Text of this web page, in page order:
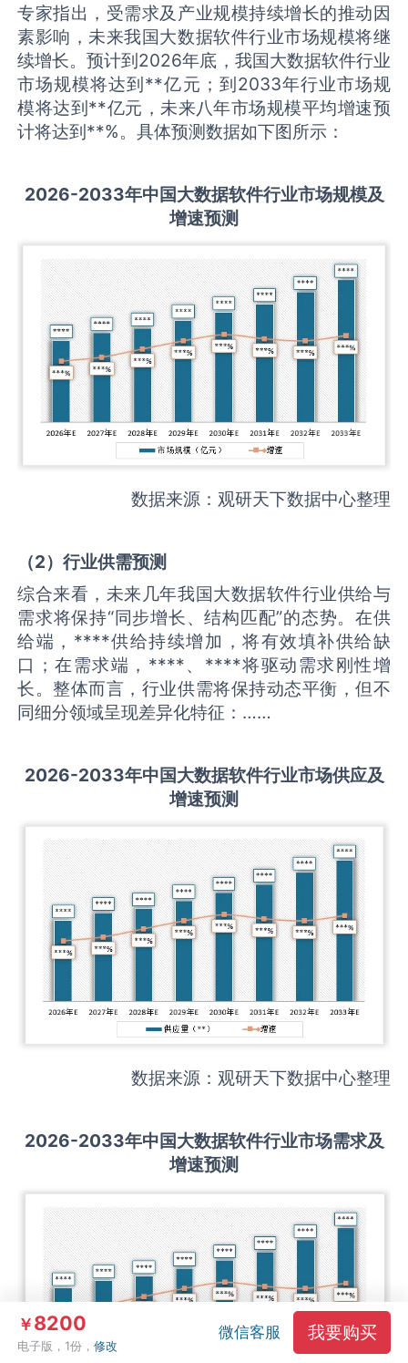
专家指出，受需求及产业规模持续增长的推动因
素影响，未来我国大数据软件行业市场规模将继
续增长。预计到2026年底，我国大数据软件行业
市场规模将达到**亿元；到2033年行业市场规
模将达到**亿元，未来八年市场规模平均增速预
计将达到**%。具体预测数据如下图所示：
2026-2033年中国大数据软件行业市场规模及
增速预测
数据来源：观研天下数据中心整理
（2）行业供需预测
综合来看，未来几年我国大数据软件行业供给与
需求将保持“同步增长、结构匹配”的态势。在供
给端，****供给持续增加，将有效填补供给缺
口；在需求端，****、****将驱动需求刚性增
长。整体而言，行业供需将保持动态平衡，但不
同细分领域呈现差异化特征：……
2026-2033年中国大数据软件行业市场供应及
增速预测
数据来源：观研天下数据中心整理
2026-2033年中国大数据软件行业市场需求及
增速预测
￥8200
电子版，1份，修改
微信客服 我要购买